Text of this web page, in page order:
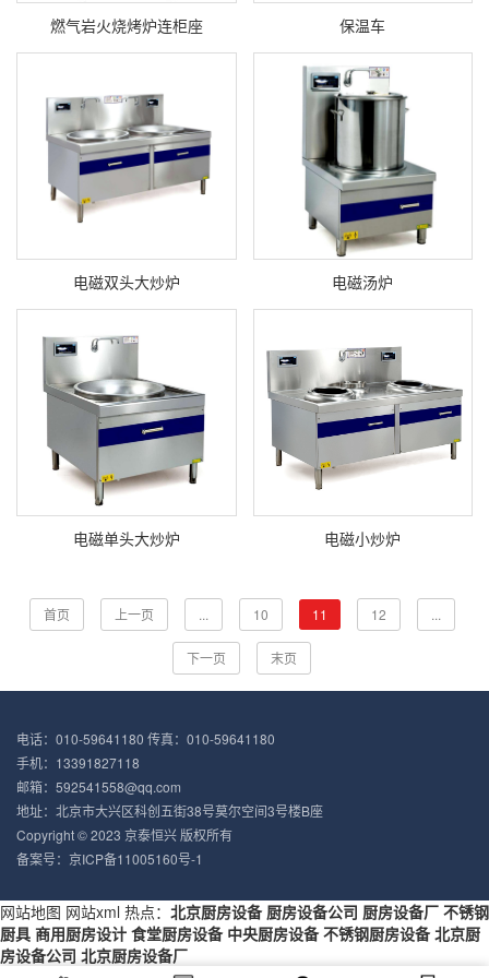
燃气岩火烧烤炉连柜座 保温车
电磁双头大炒炉 电磁汤炉
电磁单头大炒炉 电磁小炒炉
首页 上一页 ... 10 11 12 ...
下一页 末页
电话：010-59641180 传真：010-59641180
手机：13391827118
邮箱：592541558@qq.com
地址：北京市大兴区科创五街38号莫尔空间3号楼B座
Copyright © 2023 京泰恒兴版权所有
备案号： 京ICP备11005160号-1
网站地图 网站xml 热点： 北京厨房设备 厨房设备公司 厨房设备厂 不锈钢
厨具 商用厨房设计 食堂厨房设备 中央厨房设备 不锈钢厨房设备 北京厨
房设备公司 北京厨房设备厂